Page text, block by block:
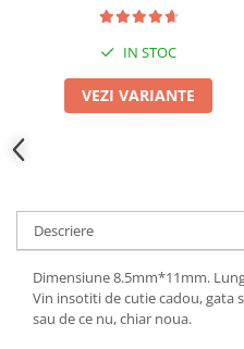
IN STOC
VEZI VARIANTE
Descriere
Dimensiune 8.5mm*11mm.
Vin insotiti de cutie cadou, gata
sau de ce nu, chiar noua.